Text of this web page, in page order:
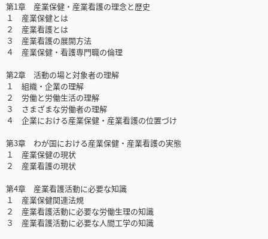
第1章 産業保健・産業看護の理念と歴史
１ 産業保健とは
２ 産業看護とは
３ 産業看護の展開方法
４ 産業保健・看護専門職の倫理
第2章 活動の場と対象者の理解
１ 組織・企業の理解
２ 労働と労働生活の理解
３ さまざまな労働者の理解
４ 企業における産業保健・産業看護の位置づけ
第3章 わが国における産業保健・産業看護の実態
１ 産業保健の現状
２ 産業看護の現状
第4章 産業看護活動に必要な知識
１ 産業保健関連法規
２ 産業看護活動に必要な労働生理の知識
３ 産業看護活動に必要な人間工学の知識